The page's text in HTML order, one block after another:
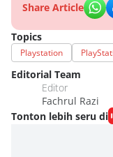
Share Article
Topics
Playstation
Editorial Team
Editor
Fachrul Razi
Tonton lebih seru di